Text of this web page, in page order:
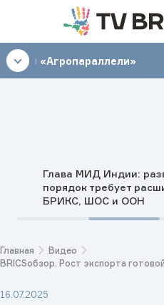
10:30 «Агропараллели»
Глава МИД Индии:
порядок требует
БРИКС, ШОС и ООН
Главная
Видео
BRICSобзор. Рост экспорта
16.07.2025